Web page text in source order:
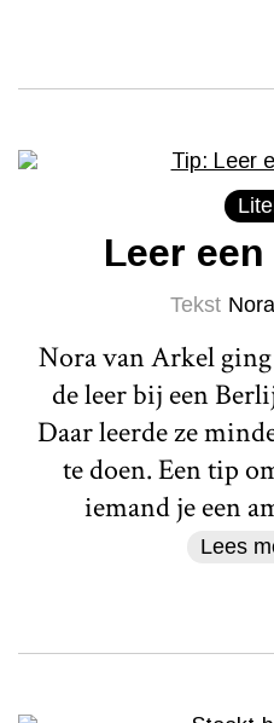
Leer
Tekst
Nora van Arkel
de leer bij een
Daar leerde ze
te doen. Een tip
iemand je een
Lees